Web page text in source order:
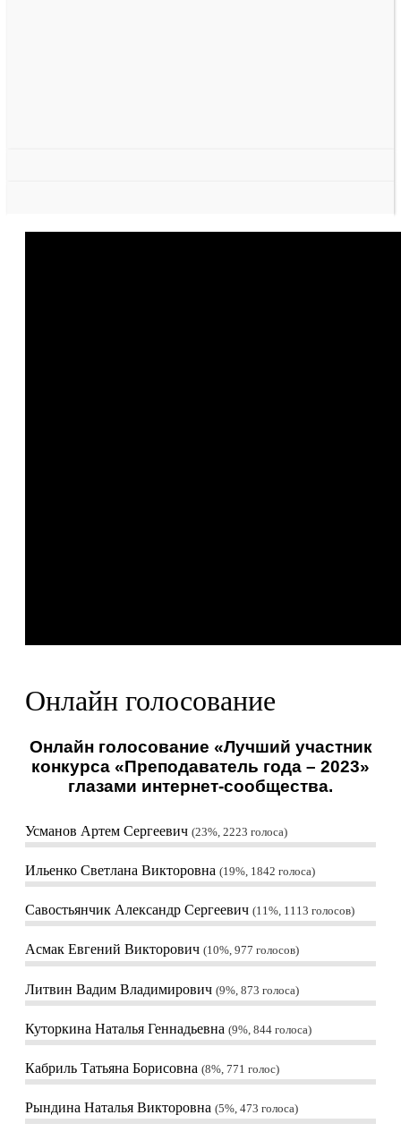
Онлайн голосование
Онлайн голосование «Лучший участник
конкурса «Преподаватель года – 2023»
глазами интернет-сообщества.
Усманов Артем Сергеевич 23%, 2223 голоса
Ильенко Светлана Викторовна 19%, 1842 голоса
Савостьянчик Александр Сергеевич 11%, 1113 голосов
Асмак Евгений Викторович 10%, 977 голосов
Литвин Вадим Владимирович 9%, 873 голоса
Куторкина Наталья Геннадьевна 9%, 844 голоса
Кабриль Татьяна Борисовна 8%, 771 голос
Рындина Наталья Викторовна 5%, 473 голоса